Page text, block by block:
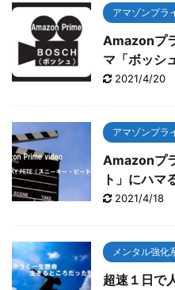
アマゾンプラ
Amazonプ
マ「ボッシ
2021/4/20
アマゾンプラ
Amazonプ
ト」にハマ
2021/4/18
メンタル強化
超速１日で